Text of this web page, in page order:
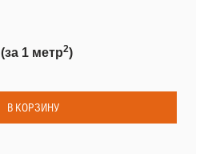
(за 1 метр2)
В КОРЗИНУ